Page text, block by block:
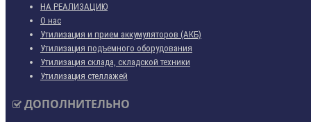
НА РЕАЛИЗАЦИЮ
О нас
Утилизация и прием аккумуляторов (АКБ)
Утилизация подъемного оборудования
Утилизация склада, складской техники
Утилизация стеллажей
ДОПОЛНИТЕЛЬНО